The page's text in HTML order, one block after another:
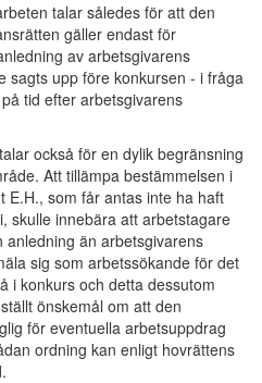
talar således för att den
gäller endast för
av arbetsgivarens
sagts upp före konkursen - i fråga
tid efter arbetsgivarens
också för en dylik begränsning
Att tillämpa bestämmelsen i
E.H., som får antas inte ha haft
skulle innebära att arbetstagare
än arbetsgivarens
sig som arbetssökande för det
i konkurs och detta dessutom
önskemål om att den
för eventuella arbetsuppdrag
ordning kan enligt hovrättens